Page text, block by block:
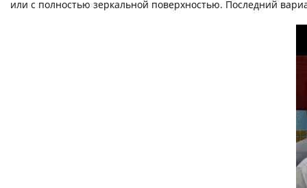
или с полностью зеркальной поверхностью. Последний